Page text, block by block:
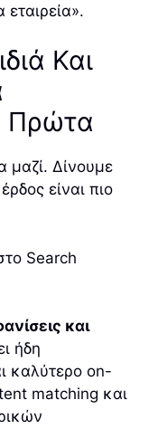
Και
Πρώτα
μαζί. Δίνουμε
είναι πιο
Search
και
ήδη
καλύτερο on-
matching και